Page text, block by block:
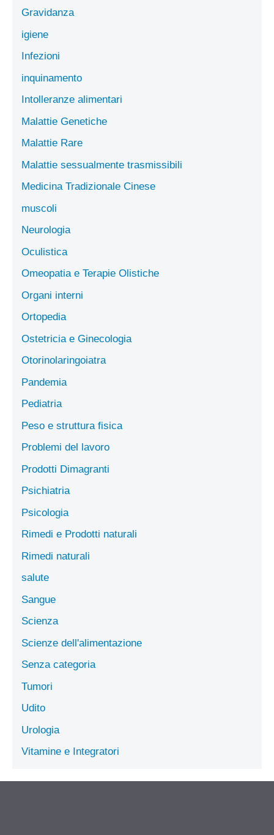
Gravidanza
igiene
Infezioni
inquinamento
Intolleranze alimentari
Malattie Genetiche
Malattie Rare
Malattie sessualmente trasmissibili
Medicina Tradizionale Cinese
muscoli
Neurologia
Oculistica
Omeopatia e Terapie Olistiche
Organi interni
Ortopedia
Ostetricia e Ginecologia
Otorinolaringoiatra
Pandemia
Pediatria
Peso e struttura fisica
Problemi del lavoro
Prodotti Dimagranti
Psichiatria
Psicologia
Rimedi e Prodotti naturali
Rimedi naturali
salute
Sangue
Scienza
Scienze dell'alimentazione
Senza categoria
Tumori
Udito
Urologia
Vitamine e Integratori